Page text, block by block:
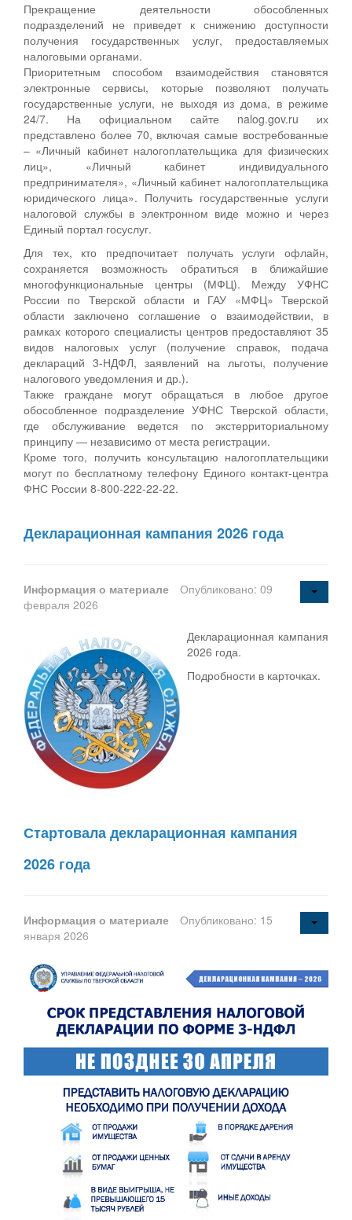
Прекращение деятельности обособленных
подразделений не приведет к снижению доступности
получения государственных услуг, предоставляемых
налоговыми органами.
Приоритетным способом взаимодействия становятся
электронные сервисы, которые позволяют получать
государственные услуги, не выходя из дома, в режиме
24/7. На официальном сайте nalog.gov.ru их
представлено более 70, включая самые востребованные
– «Личный кабинет налогоплательщика для физических
лиц», «Личный кабинет индивидуального
предпринимателя», «Личный кабинет налогоплательщика
юридического лица». Получить государственные услуги
налоговой службы в электронном виде можно и через
Единый портал госуслуг.
Для тех, кто предпочитает получать услуги офлайн,
сохраняется возможность обратиться в ближайшие
многофункциональные центры (МФЦ). Между УФНС
России по Тверской области и ГАУ «МФЦ» Тверской
области заключено соглашение о взаимодействии, в
рамках которого специалисты центров предоставляют 35
видов налоговых услуг (получение справок, подача
деклараций 3-НДФЛ, заявлений на льготы, получение
налогового уведомления и др.).
Также граждане могут обращаться в любое другое
обособленное подразделение УФНС Тверской области,
где обслуживание ведется по экстерриториальному
принципу — независимо от места регистрации.
Кроме того, получить консультацию налогоплательщики
могут по бесплатному телефону Единого контакт-центра
ФНС России 8-800-222-22-22.
Декларационная кампания 2026 года
Информация о материале
Опубликовано: 09
февраля 2026
Декларационная кампания
2026 года.
Подробности в карточках.
Стартовала декларационная кампания
2026 года
Информация о материале
Опубликовано: 15
января 2026